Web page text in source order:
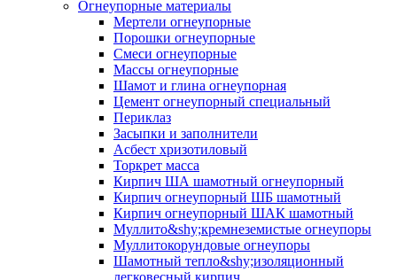
Огнеупорные материалы
Мертели огнеупорные
Порошки огнеупорные
Смеси огнеупорные
Массы огнеупорные
Шамот и глина огнеупорная
Цемент огнеупорный специальный
Периклаз
Засыпки и заполнители
Асбест хризотиловый
Торкрет масса
Кирпич ША шамотный огнеупорный
Кирпич огнеупорный ШБ шамотный
Кирпич огнеупорный ШАК шамотный
Муллито&shy;­кремнеземистые огнеупоры
Муллито­корундовые огнеупоры
Шамотный тепло&shy;изоляционный
легковесный кирпич